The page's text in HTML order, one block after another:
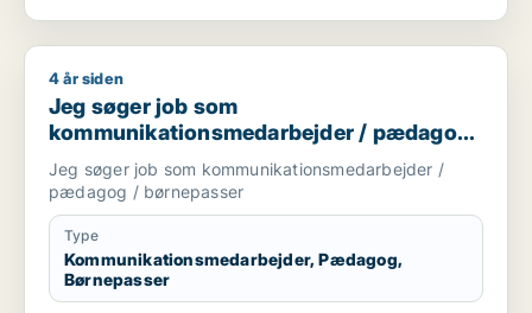
Jeg søger job som kommunikationsmedarbejder /
4 år siden
Jeg søger job som
kommunikationsmedarbejder / pædagog
/ børnepasser
Jeg søger job som kommunikationsmedarbejder /
pædagog / børnepasser
Type
Kommunikationsmedarbejder, Pædagog,
Børnepasser